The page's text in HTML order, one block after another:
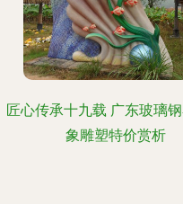
匠心传承十九载 广东玻璃
象雕塑特价赏析